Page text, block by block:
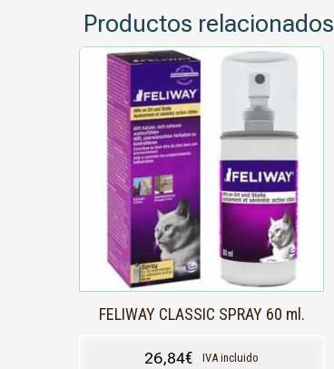
Productos relacionados
FELIWAY CLASSIC SPRAY 60 ml.
26,84€ IVA incluido